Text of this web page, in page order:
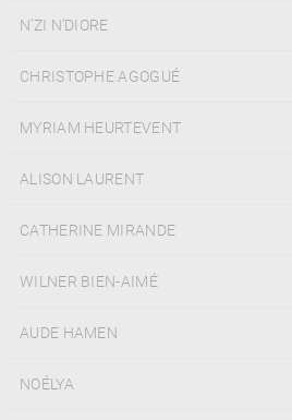
N’ZI N’DIORE
CHRISTOPHE AGOGUÉ
MYRIAM HEURTEVENT
ALISON LAURENT
CATHERINE MIRANDE
WILNER BIEN-AIMÉ
AUDE HAMEN
NOÉLYA